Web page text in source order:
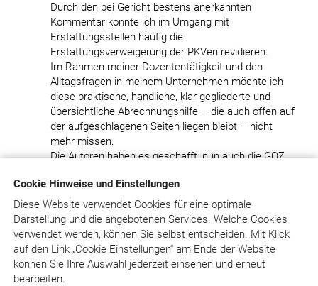
Cookie Hinweise und Einstellungen
Diese Website verwendet Cookies für eine optimale
Darstellung und die angebotenen Services. Welche Cookies
verwendet werden, können Sie selbst entscheiden. Mit Klick
aufden Link „Cookie Einstellungen“ am Ende der Website
können Sie Ihre Auswahl jederzeit einsehen und erneut
bearbeiten.
Durch den bei Gericht bestens anerkannten
Kommentar konnte ich im Umgang mit
Erstattungsstellen häufig die
Erstattungsverweigerung der PKVen revidieren.
Im Rahmen meiner Dozententätigkeit und den
Alltagsfragen in meinem Unternehmen möchte ich
diese praktische, handliche, klar gegliederte und
übersichtliche Abrechnungshilfe – die auch offen auf
der aufgeschlagenen Seiten liegen bleibt – nicht
mehr missen.
Die Autoren haben es geschafft, nun auch die GOZ
Leistungen kompakt in diesem kleinen aber feinen
Werk klar zu definieren. Ich denke, dieses
Nachschlagewerk, wie auch BEMA quick & easy,
sollte in keiner Praxis fehlen. Im Rahmen der PKV-
Erstattungsproblematik, bei Erstellung von
Seminarhandbüchern oder im Rahmen von Gutachten
weiche ich auf den großen Online-Kommentar aus,